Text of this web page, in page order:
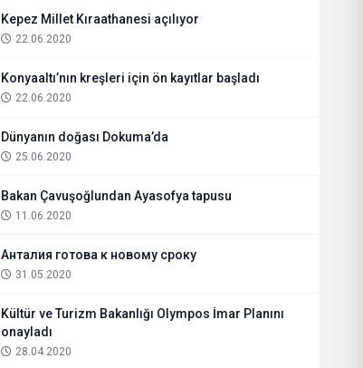
Kepez Millet Kıraathanesi açılıyor
22.06.2020
Konyaaltı’nın kreşleri için ön kayıtlar başladı
22.06.2020
Dünyanın doğası Dokuma’da
25.06.2020
Bakan Çavuşoğlundan Ayasofya tapusu
11.06.2020
Анталия готова к новому сроку
31.05.2020
Kültür ve Turizm Bakanlığı Olympos İmar Planını
onayladı
28.04.2020